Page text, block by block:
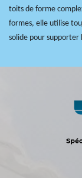
toits de forme
formes, elle utilise
solide pour supporter